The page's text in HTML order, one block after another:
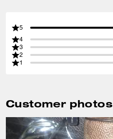
5
4
3
2
1
Customer photos